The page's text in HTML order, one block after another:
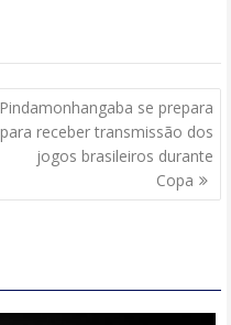
Pindamonhangaba se prepara
para receber transmissão dos
jogos brasileiros durante
Copa